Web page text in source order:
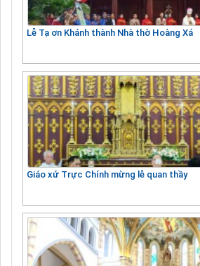
Lễ Tạ ơn Khánh thành Nhà thờ Hoàng Xá
Giáo xứ Trực Chính mừng lễ quan thầy